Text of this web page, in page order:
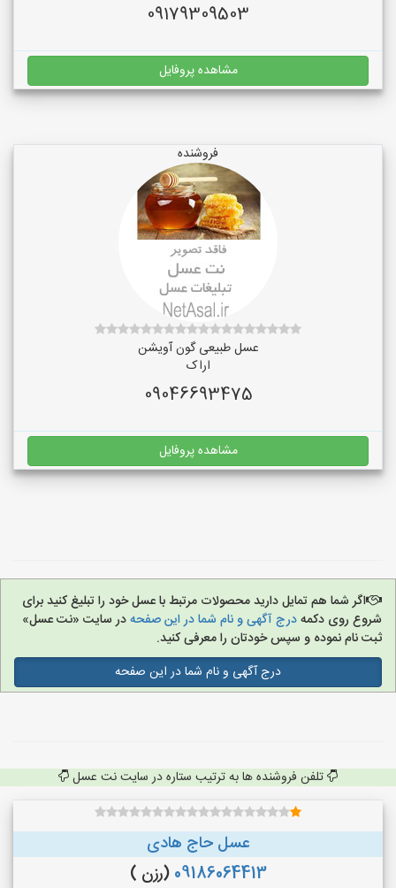
09179309503
مشاهده پروفایل
فروشنده
عسل طبیعی گون آویشن
اراک
09046693475
مشاهده پروفایل
اگر شما هم تمایل دارید محصولات مرتبط با عسل خود را تبلیغ کنید برای
شروع روی دکمهدرج آگهی و نام شما در این صفحهدر سایت «نت عسل»
ثبت نام نموده و سپس خودتان را معرفی کنید.
درج آگهی و نام شما در این صفحه
تلفن فروشنده ها به ترتیب ستاره در سایت نت عسل
عسل حاج هادی
09186064413 (رزن )